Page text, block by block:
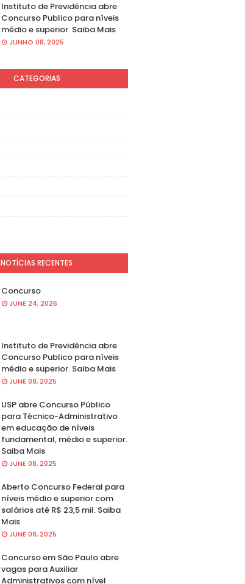
Instituto de Previdência abre
Concurso Publico para níveis
médio e superior. Saiba Mais
JUNHO 08, 2025
CATEGORIAS
NOTÍCIAS RECENTES
Concurso
JUNE 24, 2026
Instituto de Previdência abre
Concurso Publico para níveis
médio e superior. Saiba Mais
JUNE 08, 2025
USP abre Concurso Público
para Técnico-Administrativo
em educação de níveis
fundamental, médio e superior.
Saiba Mais
JUNE 08, 2025
Aberto Concurso Federal para
níveis médio e superior com
salários até R$ 23,5 mil. Saiba
Mais
JUNE 08, 2025
Concurso em São Paulo abre
vagas para Auxiliar
Administrativos com nível